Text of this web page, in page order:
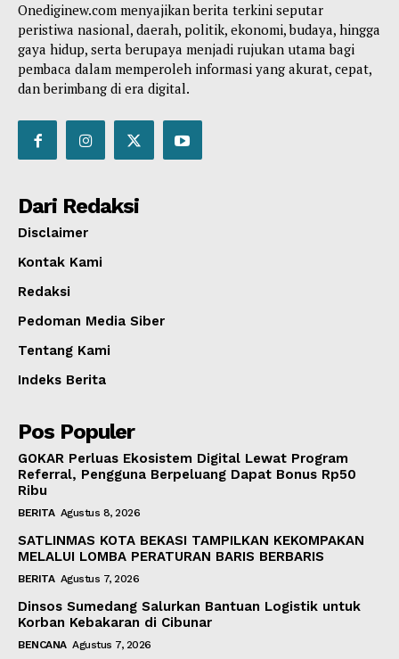
Onediginew.com menyajikan berita terkini seputar
peristiwa nasional, daerah, politik, ekonomi, budaya, hingga
gaya hidup, serta berupaya menjadi rujukan utama bagi
pembaca dalam memperoleh informasi yang akurat, cepat,
dan berimbang di era digital.
Dari Redaksi
Disclaimer
Kontak Kami
Redaksi
Pedoman Media Siber
Tentang Kami
Indeks Berita
Pos Populer
GOKAR Perluas Ekosistem Digital Lewat Program
Referral, Pengguna Berpeluang Dapat Bonus Rp50
Ribu
BERITA Agustus 8, 2026
SATLINMAS KOTA BEKASI TAMPILKAN KEKOMPAKAN
MELALUI LOMBA PERATURAN BARIS BERBARIS
BERITA Agustus 7, 2026
Dinsos Sumedang Salurkan Bantuan Logistik untuk
Korban Kebakaran di Cibunar
BENCANA Agustus 7, 2026